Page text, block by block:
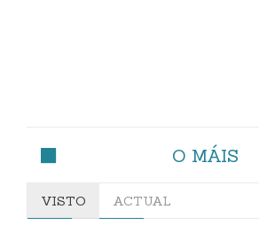
O MÁIS
VISTO ACTUAL